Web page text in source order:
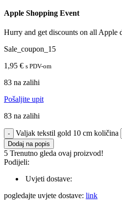
Apple Shopping Event
Hurry and get discounts on all Apple
Sale_coupon_15
1,95 € s PDV-om
83 na zalihi
Pošaljite upit
83 na zalihi
Valjak tekstil gold 10 cm količina
Dodaj na popis
5 Trenutno gleda ovaj proizvod!
Podijeli:
Uvjeti dostave:
pogledajte uvjete dostave: link